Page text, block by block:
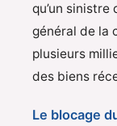
qu’un sinistre
général de la
plusieurs
des biens
Le blocage